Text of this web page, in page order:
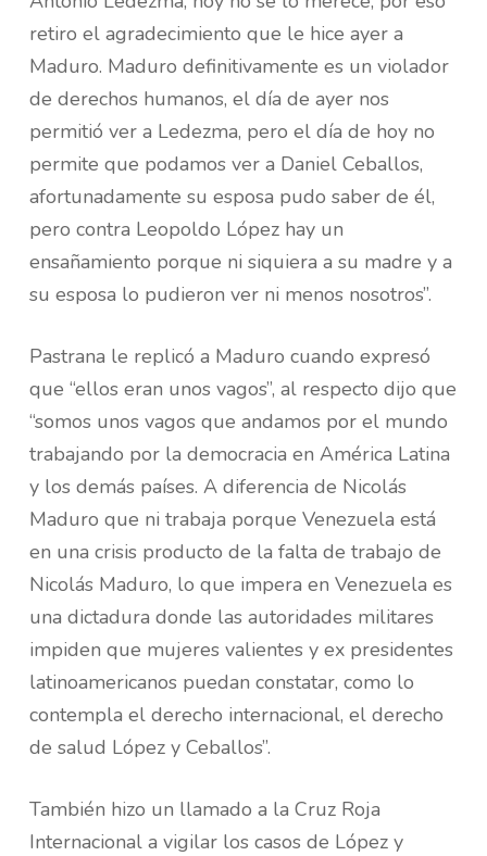
retiro el agradecimiento que le hice ayer a
Maduro. Maduro definitivamente es un violador
de derechos humanos, el día de ayer nos
permitió ver a Ledezma, pero el día de hoy no
permite que podamos ver a Daniel Ceballos,
afortunadamente su esposa pudo saber de él,
pero contra Leopoldo López hay un
ensañamiento porque ni siquiera a su madre y a
su esposa lo pudieron ver ni menos nosotros”.
Pastrana le replicó a Maduro cuando expresó
que “ellos eran unos vagos”, al respecto dijo que
“somos unos vagos que andamos por el mundo
trabajando por la democracia en América Latina
y los demás países. A diferencia de Nicolás
Maduro que ni trabaja porque Venezuela está
en una crisis producto de la falta de trabajo de
Nicolás Maduro, lo que impera en Venezuela es
una dictadura donde las autoridades militares
impiden que mujeres valientes y ex presidentes
latinoamericanos puedan constatar, como lo
contempla el derecho internacional, el derecho
de salud López y Ceballos”.
También hizo un llamado a la Cruz Roja
Internacional a vigilar los casos de López y